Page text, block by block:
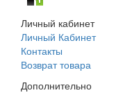
Личный кабинет
Личный Кабинет
Контакты
Возврат товара
Дополнительно